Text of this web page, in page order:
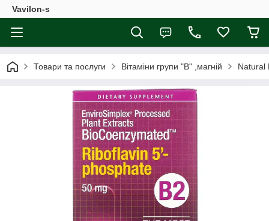
Vavilon-s
Товари та послуги Вітаміни групи "В" ,магній Natural